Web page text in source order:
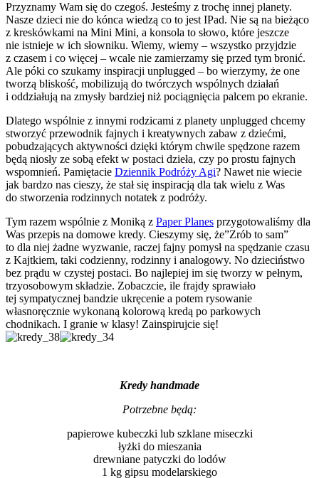
Przyznamy Wam się do czegoś. Jesteśmy z trochę innej planety.
Nasze dzieci nie do kónca wiedzą co to jest IPad. Nie są na bieżąco
z kreskówkami na Mini Mini, a konsola to słowo, które jeszcze
nie istnieje w ich słowniku. Wiemy, wiemy – wszystko przyjdzie
z czasem i co więcej – wcale nie zamierzamy się przed tym bronić.
Ale póki co szukamy inspiracji unplugged – bo wierzymy, że one
tworzą bliskość, mobilizują do twórczych wspólnych działań
i oddziałują na zmysły bardziej niż pociągnięcia palcem po ekranie.
Dlatego wspólnie z innymi rodzicami z planety unplugged chcemy
stworzyć przewodnik fajnych i kreatywnych zabaw z dziećmi,
pobudzających aktywności dzięki którym chwile spędzone razem
będą niosły ze sobą efekt w postaci dzieła, czy po prostu fajnych
wspomnień. Pamiętacie Dziennik Podróży Agi? Nawet nie wiecie
jak bardzo nas cieszy, że stał się inspiracją dla tak wielu z Was
do stworzenia rodzinnych notatek z podróży.
Tym razem wspólnie z Moniką z Paper Planes przygotowaliśmy dla
Was przepis na domowe kredy. Cieszymy się, że”Zrób to sam”
to dla niej żadne wyzwanie, raczej fajny pomysł na spędzanie czasu
z Kajtkiem, taki codzienny, rodzinny i analogowy. No dzieciństwo
bez prądu w czystej postaci. Bo najlepiej im się tworzy w pełnym,
trzyosobowym składzie. Zobaczcie, ile frajdy sprawiało
tej sympatycznej bandzie ukręcenie a potem rysowanie
własnoręcznie wykonaną kolorową kredą po parkowych
chodnikach. I granie w klasy! Zainspirujcie się!
Kredy handmade
Potrzebne będą:
papierowe kubeczki lub szklane miseczki
łyżki do mieszania
drewniane patyczki do lodów
1 kg gipsu modelarskiego